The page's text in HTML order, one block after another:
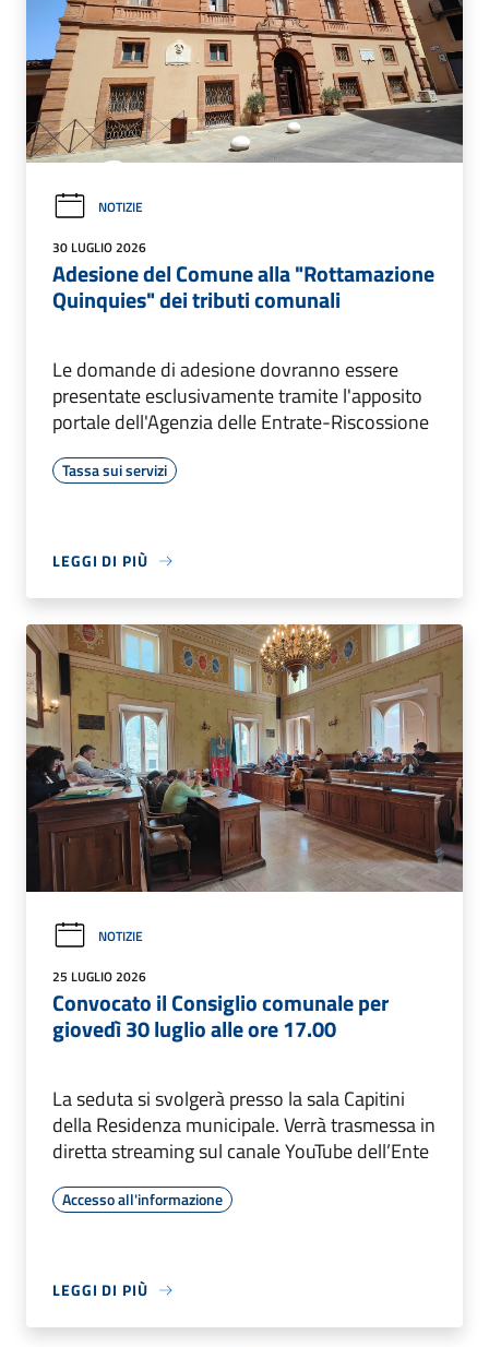
NOTIZIE
30 LUGLIO 2026
Adesione del Comune alla "Rottamazione
Quinquies" dei tributi comunali
Le domande di adesione dovranno essere
presentate esclusivamente tramite l'apposito
portale dell'Agenzia delle Entrate-Riscossione
Tassa sui servizi
LEGGI DI PIÙ
NOTIZIE
25 LUGLIO 2026
Convocato il Consiglio comunale per
giovedì 30 luglio alle ore 17.00
La seduta si svolgerà presso la sala Capitini
della Residenza municipale. Verrà trasmessa in
diretta streaming sul canale YouTube dell’Ente
Accesso all'informazione
LEGGI DI PIÙ